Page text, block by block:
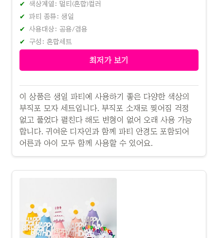
색상계열: 멀티(혼합)컬러
파티 종류: 생일
사용대상: 공용/겸용
구성: 혼합세트
최저가 보기
이 상품은 생일 파티에 사용하기 좋은 다양한 색상의
부직포 모자 세트입니다. 부직포 소재로 찢어짐 걱정
없고 풀었다 펼친다 해도 변형이 없어 오래 사용 가능
합니다. 귀여운 디자인과 함께 파티 안경도 포함되어
어른과 아이 모두 함께 사용할 수 있어요.